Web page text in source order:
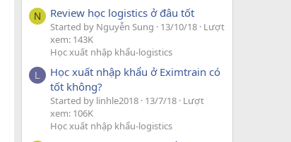
N Review học logistics ở đâu tốt
Started by Nguyễn Sung 13/10/18 Lượt
xem: 143K
Học xuất nhập khẩu-logistics
L
Học xuất nhập khẩu ở Eximtrain có
tốt không?
Started by linhle2018 13/7/18 Lượt
xem: 106K
Học xuất nhập khẩu-logistics